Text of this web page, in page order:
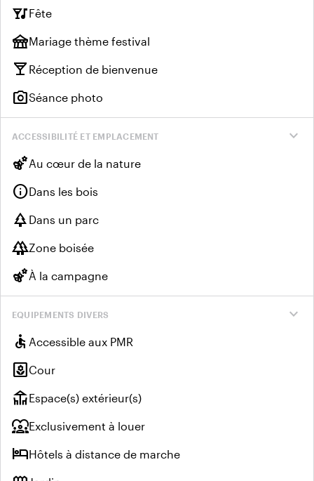
nightlifeFête
festivalMariage thème festival
local_bar Réception de bienvenue
photo_cameraSéance photo
expand_more
ACCESSIBILITÉ ET EMPLACEMENT
emoji_natureAu cœur de la nature
infoDans les bois
park Dans un parc
forestZone boisée
emoji_natureÀ la campagne
expand_more
EQUIPEMENTS DIVERS
accessible Accessible aux PMR
yardCour
deckEspace(s) extérieur(s)
diversity_1Exclusivement à louer
hotelHôtels à distance de marche